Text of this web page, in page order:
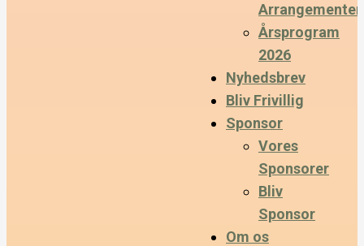
Arrangementer
Årsprogram
2026
Nyhedsbrev
Bliv Frivillig
Sponsor
Vores
Sponsorer
Bliv
Sponsor
Om os